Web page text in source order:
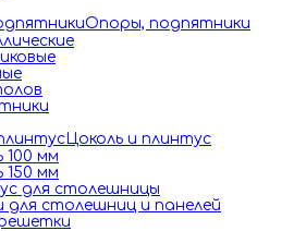
Опоры, подпятники
Цоколь и плинтус
100 мм
150 мм
для столешницы
для столешниц и панелей